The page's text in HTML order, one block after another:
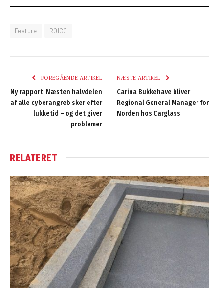
Feature ROICO
FOREGÅENDE ARTIKEL
Ny rapport: Næsten halvdelen
af alle cyberangreb sker efter
lukketid – og det giver
problemer
NÆSTE ARTIKEL
Carina Bukkehave bliver
Regional General Manager for
Norden hos Carglass
RELATERET